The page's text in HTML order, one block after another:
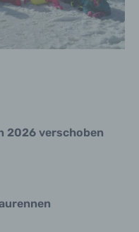
2026 verschoben
identifizierte oder
deren
ohne Hilfe
Vorgang
im
Daten
die
Speicherung, die
das Auslesen,